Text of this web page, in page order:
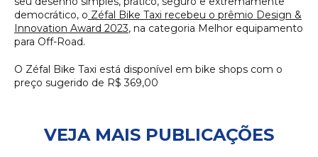
democrático, o Zéfal Bike Taxi recebeu o prêmio Design &
Innovation Award 2023, na categoria Melhor equipamento
para Off-Road.
O Zéfal Bike Taxi está disponível em bike shops com o
preço sugerido de R$ 369,00
VEJA MAIS PUBLICAÇÕES